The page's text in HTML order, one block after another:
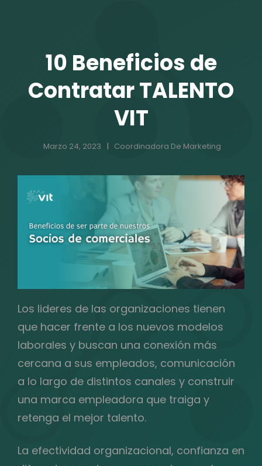
10 Beneficios de
Contratar TALENTO
VIT
Marzo 24, 2023 Coordinadora De Marketing
Los lideres de las organizaciones tienen
que hacer frente a los nuevos modelos
laborales y buscan una conexión más
cercana a sus empleados, comunicación
a lo largo de distintos canales y construir
una marca empleadora que traiga y
retenga el mejor talento.
La efectividad organizacional, confianza en